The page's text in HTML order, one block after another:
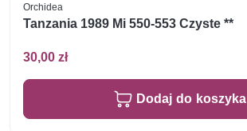
Orchidea
Tanzania 1989 Mi 550-553 Czyste **
30,00 zł
Dodaj do koszyka